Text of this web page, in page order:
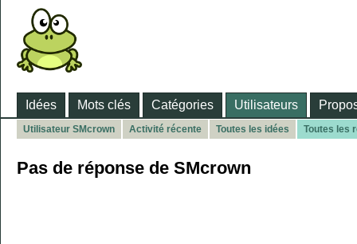
Idées Mots clés Catégories Utilisateurs
Utilisateur SMcrown Activité récente Toutes les idées Toutes les
Pas de réponse de SMcrown